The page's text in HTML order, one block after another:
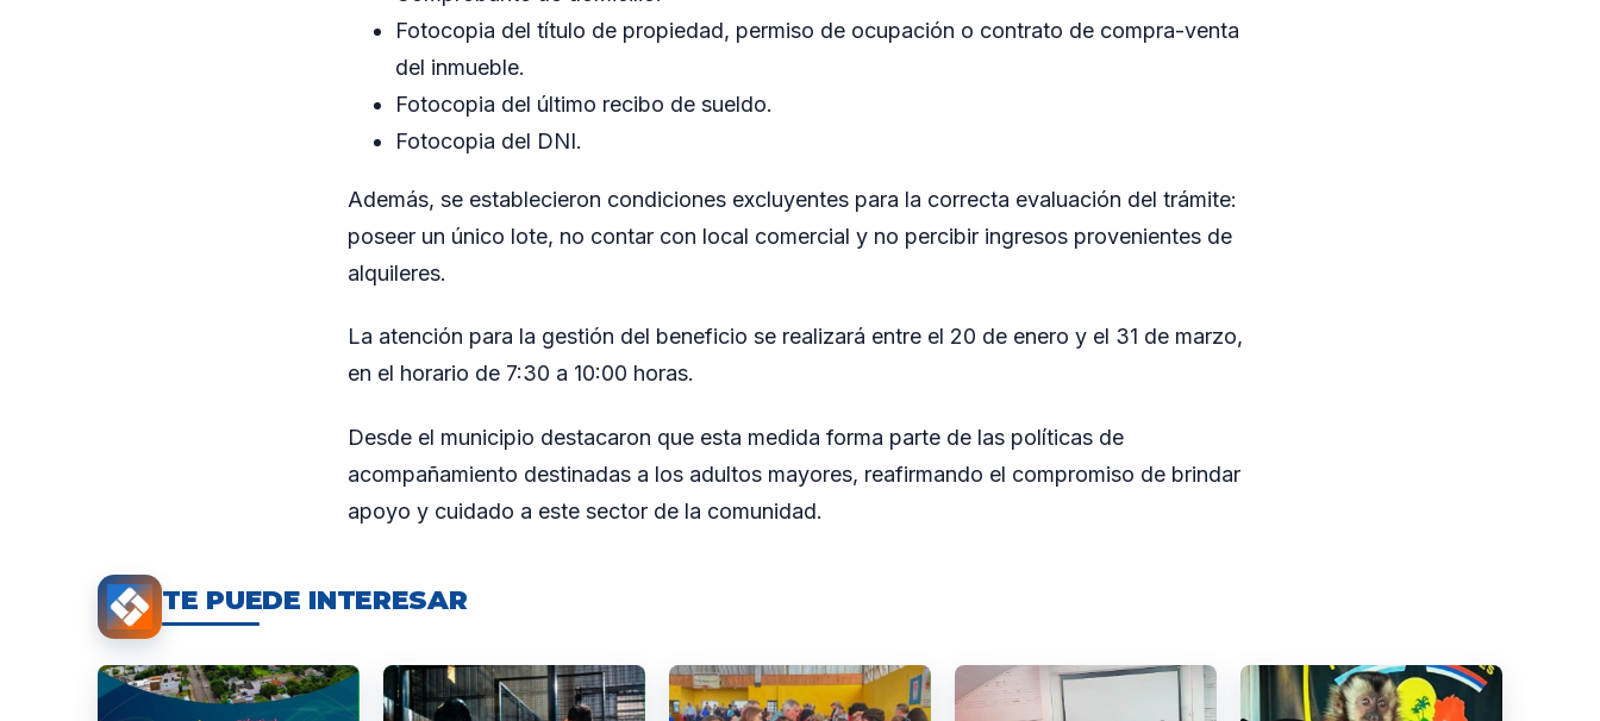
Fotocopia del título de propiedad, permiso de ocupación o contrato de compra-venta
del inmueble.
Fotocopia del último recibo de sueldo.
Fotocopia del DNI.
Además, se establecieron condiciones excluyentes para la correcta evaluación del trámite:
poseer un único lote, no contar con local comercial y no percibir ingresos provenientes de
alquileres.
La atención para la gestión del beneficio se realizará entre el 20 de enero y el 31 de marzo,
en el horario de 7:30 a 10:00 horas.
Desde el municipio destacaron que esta medida forma parte de las políticas de
acompañamiento destinadas a los adultos mayores, reafirmando el compromiso de brindar
apoyo y cuidado a este sector de la comunidad.
TE PUEDE INTERESAR